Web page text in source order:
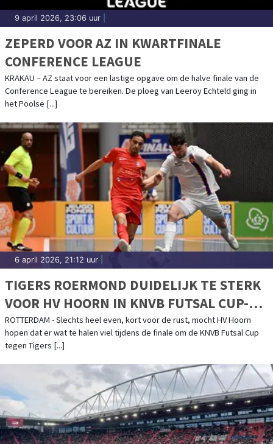
9 april 2026, 23:06 uur
ZEPERD VOOR AZ IN KWARTFINALE
CONFERENCE LEAGUE
KRAKAU – AZ staat voor een lastige opgave om de halve finale van de
Conference League te bereiken. De ploeg van Leeroy Echteld ging in
het Poolse [...]
6 april 2026, 21:12 uur
TIGERS ROERMOND DUIDELIJK TE STERK
VOOR HV HOORN IN KNVB FUTSAL CUP-
FINALE
ROTTERDAM - Slechts heel even, kort voor de rust, mocht HV Hoorn
hopen dat er wat te halen viel tijdens de finale om de KNVB Futsal Cup
tegen Tigers [...]